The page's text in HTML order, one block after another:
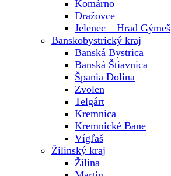
Komárno
Dražovce
Jelenec – Hrad Gýmeš
Banskobystrický kraj
Banská Bystrica
Banská Štiavnica
Špania Dolina
Zvolen
Telgárt
Kremnica
Kremnické Bane
Vígľaš
Žilinský kraj
Žilina